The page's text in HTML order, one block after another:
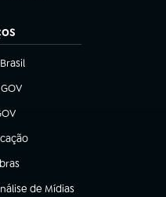
aba)
aba)
nova aba)
aba)
nova aba)
de Mídias